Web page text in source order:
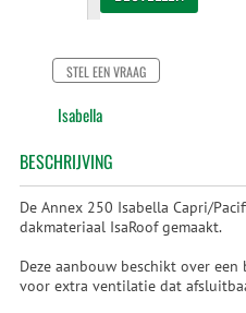
STEL EEN VRAAG
Isabella
BESCHRIJVING
De Annex 250 Isabella Capri/
dakmateriaal IsaRoof gemaakt.
Deze aanbouw beschikt over
voor extra ventilatie dat